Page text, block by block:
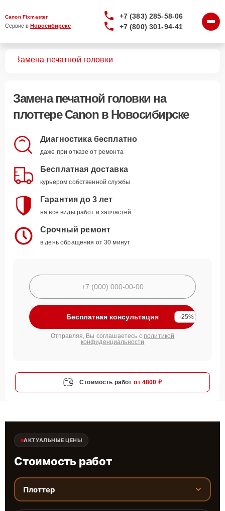
Canon Fixmaster
Сервис в Новосибирске
+7 (383) 285-58-06
+7 (800) 301-94-41
Замена печатной головки
Замена печатной головки на
плоттере Canon в Новосибирске
Диагностика бесплатно
даже при отказе от ремонта
Бесплатная доставка
курьером собственной службы
Гарантия до 3 лет
на все виды работ и запчастей
Срочный ремонт
в день обращения от 30 минут
Бесплатная консультация -25%
Отправляя, Вы соглашаетесь с политикой
конфиденциальности
Стоимость работ от 4800 ₽
АКТУАЛЬНЫЕ ЦЕНЫ
Стоимость работ
Плоттер